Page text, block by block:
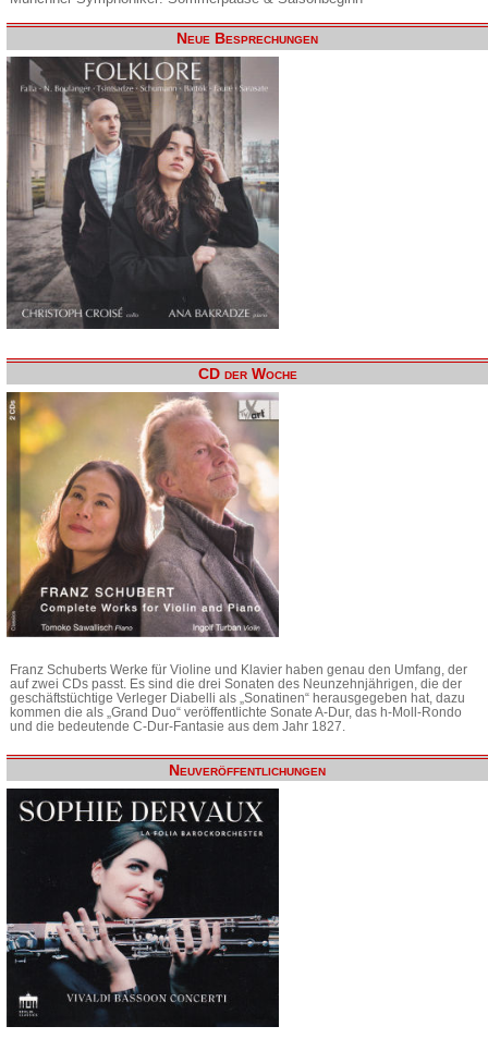
Neue Besprechungen
CD der Woche
Franz Schuberts Werke für Violine und Klavier haben genau den Umfang, der
auf zwei CDs passt. Es sind die drei Sonaten des Neunzehnjährigen, die der
geschäftstüchtige Verleger Diabelli als „Sonatinen“ herausgegeben hat, dazu
kommen die als „Grand Duo“ veröffentlichte Sonate A-Dur, das h-Moll-Rondo
und die bedeutende C-Dur-Fantasie aus dem Jahr 1827.
Neuveröffentlichungen